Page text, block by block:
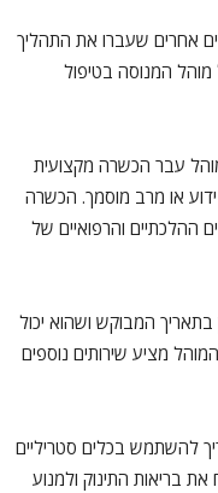
אחרים שעברו את התהליך
מוהל המנוסה בטיפול
עבר הכשרה מקצועית
או מרב מוסמך. הכשרה
והרפואיים של
בתאריך המבוקש ושהוא יכול
מציע שירותים נוספים
להשתמש בכלים סטריליים
את בריאות התינוק ולמנוע